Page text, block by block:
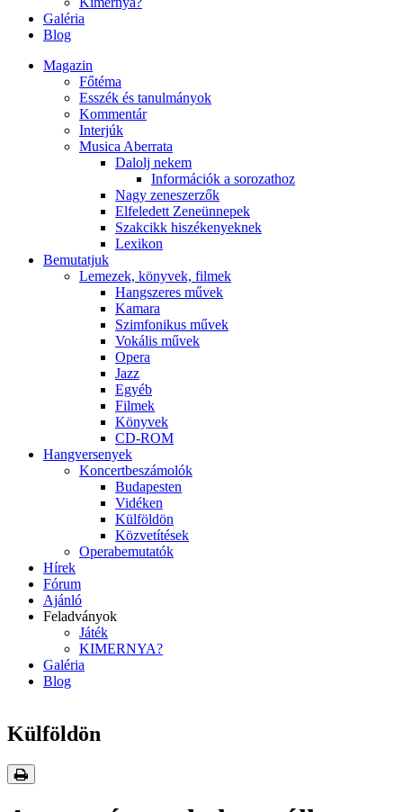
Galéria
Blog
Magazin
Főtéma
Esszék és tanulmányok
Kommentár
Interjúk
Musica Aberrata
Dalolj nekem
Információk a sorozathoz
Nagy zeneszerzők
Elfeledett Zeneünnepek
Szakcikk hiszékenyeknek
Lexikon
Bemutatjuk
Lemezek, könyvek, filmek
Hangszeres művek
Kamara
Szimfonikus művek
Vokális művek
Opera
Jazz
Egyéb
Filmek
Könyvek
CD-ROM
Hangversenyek
Koncertbeszámolók
Budapesten
Vidéken
Külföldön
Közvetítések
Operabemutatók
Hírek
Fórum
Ajánló
Feladványok
Játék
KIMERNYA?
Galéria
Blog
Külföldön